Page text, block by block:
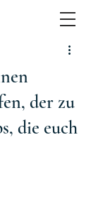
der zu
die euch